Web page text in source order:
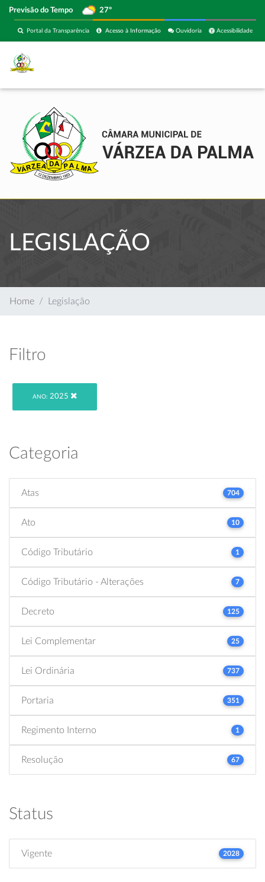
Previsão do Tempo 27º
Acessibilidade
Ouvidoria
Acesso à Informação
Portal da Transparência
LEGISLAÇÃO
Home Legislação
Filtro
ANO: 2025
Categoria
Atas 704
Ato 10
Código Tributário 1
Código Tributário - Alterações 7
Decreto 125
Lei Complementar 25
Lei Ordinária 737
Portaria 351
Regimento Interno 1
Resolução 67
Status
Vigente 2028